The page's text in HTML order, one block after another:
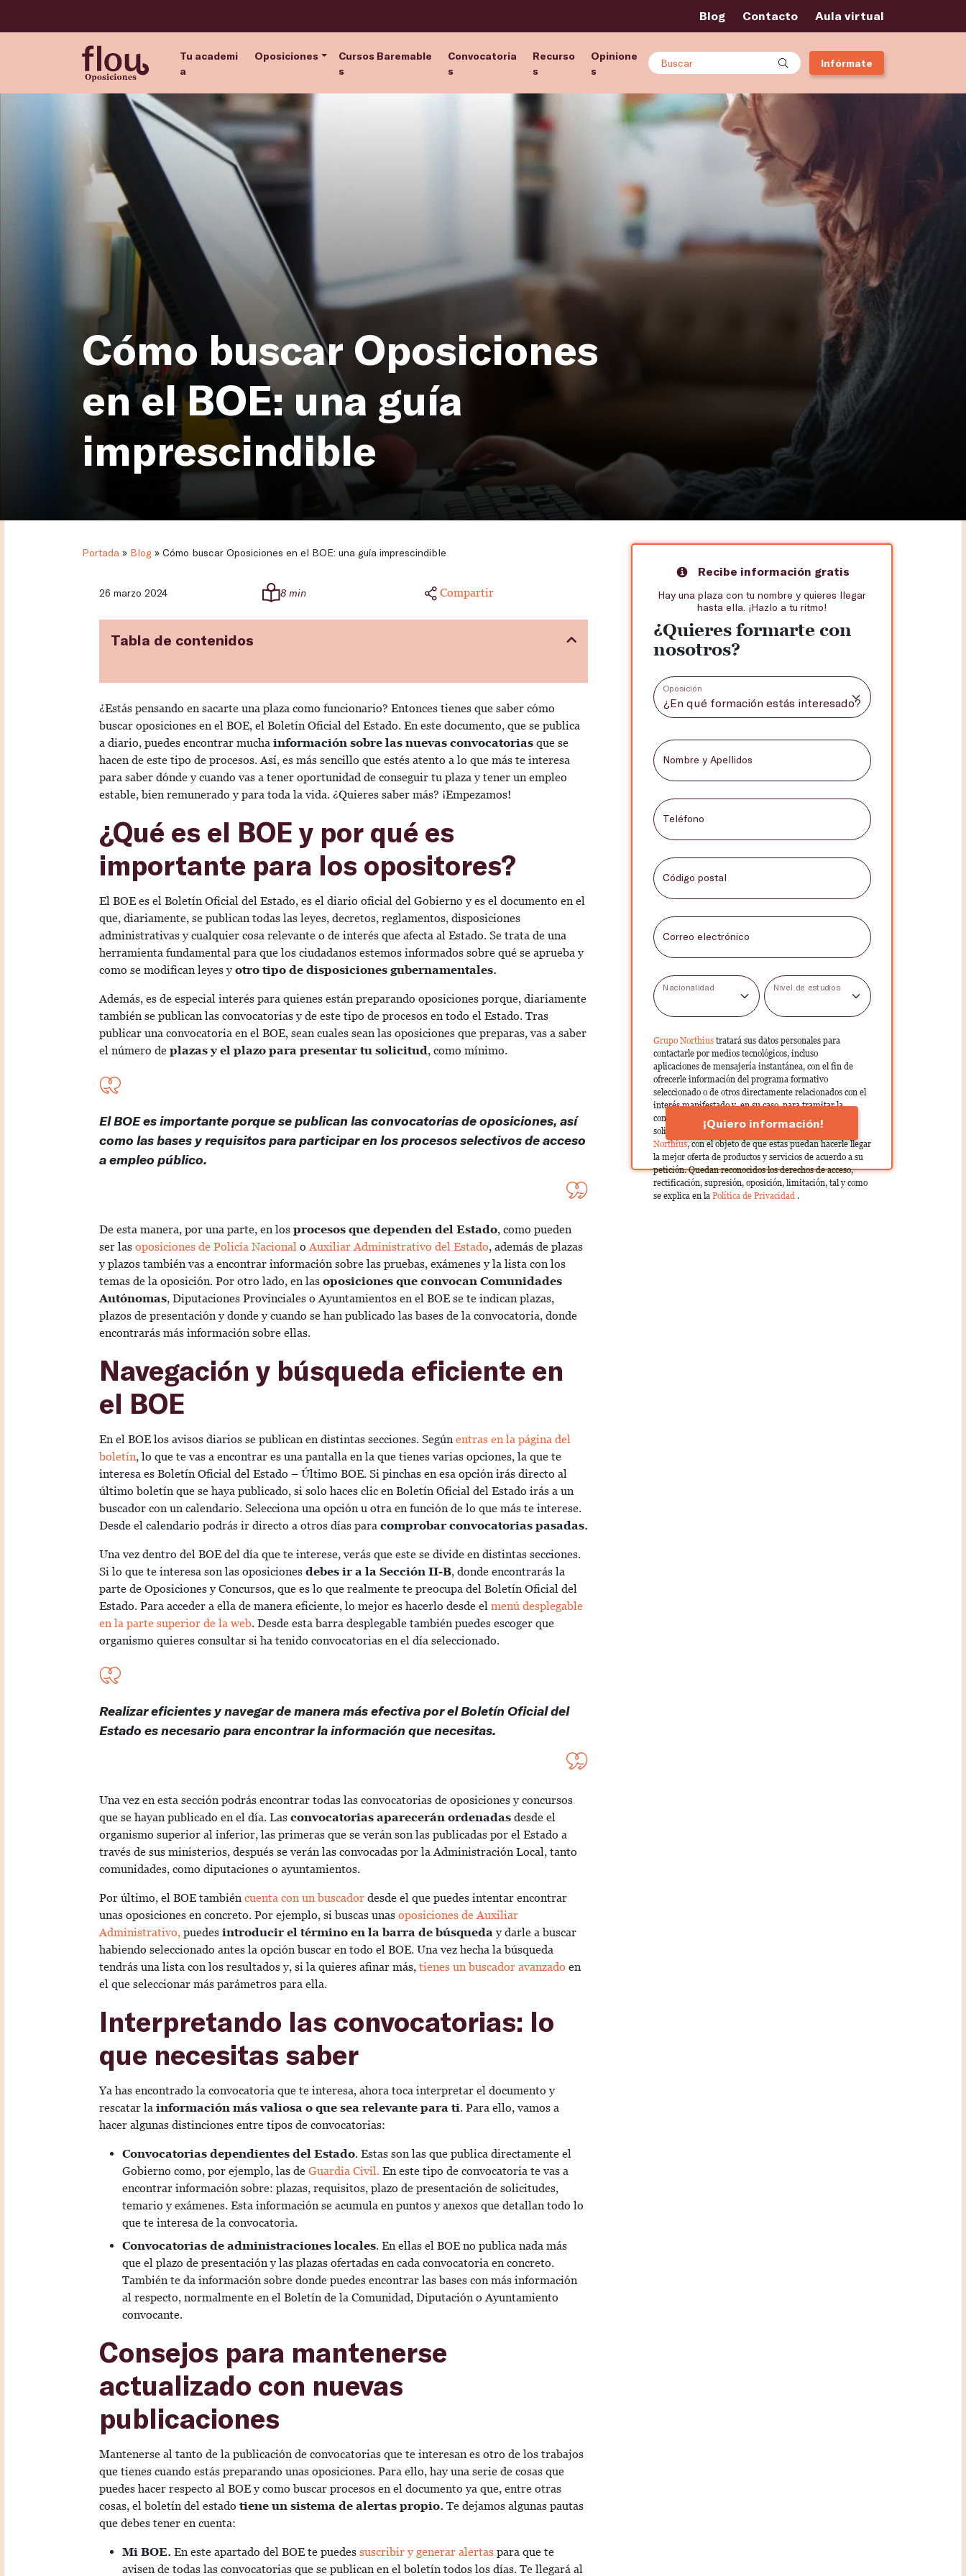
Blog Contacto Aula virtual
Tu academi
a
Oposiciones
Cursos Baremable
s
Convocatoria
s
Recurso
s
Opinione
s
Buscar Infórmate
Cómo buscar Oposiciones
en el BOE: una guía
imprescindible
Portada » Blog » Cómo buscar Oposiciones en el BOE: una guía imprescindible
26 marzo 2024 8 min Compartir
Tabla de contenidos
¿Estás pensando en sacarte una plaza como funcionario? Entonces tienes que saber cómo
buscar oposiciones en el BOE, el Boletín Oficial del Estado. En este documento, que se publica
a diario, puedes encontrar mucha información sobre las nuevas convocatorias que se
hacen de este tipo de procesos. Así, es más sencillo que estés atento a lo que más te interesa
para saber dónde y cuando vas a tener oportunidad de conseguir tu plaza y tener un empleo
estable, bien remunerado y para toda la vida. ¿Quieres saber más? ¡Empezamos!
¿Qué es el BOE y por qué es
importante para los opositores?
El BOE es el Boletín Oficial del Estado, es el diario oficial del Gobierno y es el documento en el
que, diariamente, se publican todas las leyes, decretos, reglamentos, disposiciones
administrativas y cualquier cosa relevante o de interés que afecta al Estado. Se trata de una
herramienta fundamental para que los ciudadanos estemos informados sobre qué se aprueba y
como se modifican leyes y otro tipo de disposiciones gubernamentales.
Además, es de especial interés para quienes están preparando oposiciones porque, diariamente
también se publican las convocatorias y de este tipo de procesos en todo el Estado. Tras
publicar una convocatoria en el BOE, sean cuales sean las oposiciones que preparas, vas a saber
el número de plazas y el plazo para presentar tu solicitud, como mínimo.
El BOE es importante porque se publican las convocatorias de oposiciones, así
como las bases y requisitos para participar en los procesos selectivos de acceso
a empleo público.
De esta manera, por una parte, en los procesos que dependen del Estado, como pueden
ser las oposiciones de Policía Nacional oAuxiliar Administrativo del Estado, además de plazas
y plazos también vas a encontrar información sobre las pruebas, exámenes y la lista con los
temas de la oposición. Por otro lado, en las oposiciones que convocan Comunidades
Autónomas, Diputaciones Provinciales o Ayuntamientos en el BOE se te indican plazas,
plazos de presentación y donde y cuando se han publicado las bases de la convocatoria, donde
encontrarás más información sobre ellas.
Navegación y búsqueda eficiente en
el BOE
En el BOE los avisos diarios se publican en distintas secciones. Según entras en la página del
boletín, lo que te vas a encontrar es una pantalla en la que tienes varias opciones, la que te
interesa es Boletín Oficial del Estado – Último BOE. Si pinchas en esa opción irás directo al
último boletín que se haya publicado, si solo haces clic en Boletín Oficial del Estado irás a un
buscador con un calendario. Selecciona una opción u otra en función de lo que más te interese.
Desde el calendario podrás ir directo a otros días para comprobar convocatorias pasadas.
Una vez dentro del BOE del día que te interese, verás que este se divide en distintas secciones.
Si lo que te interesa son las oposiciones debes ir a la Sección II-B, donde encontrarás la
parte de Oposiciones y Concursos, que es lo que realmente te preocupa del Boletín Oficial del
Estado. Para acceder a ella de manera eficiente, lo mejor es hacerlo desde el menú desplegable
en la parte superior de la web. Desde esta barra desplegable también puedes escoger que
organismo quieres consultar si ha tenido convocatorias en el día seleccionado.
Realizar eficientes y navegar de manera más efectiva por el Boletín Oficial del
Estado es necesario para encontrar la información que necesitas.
Una vez en esta sección podrás encontrar todas las convocatorias de oposiciones y concursos
que se hayan publicado en el día. Las convocatorias aparecerán ordenadas desde el
organismo superior al inferior, las primeras que se verán son las publicadas por el Estado a
través de sus ministerios, después se verán las convocadas por la Administración Local, tanto
comunidades, como diputaciones o ayuntamientos.
Por último, el BOE también cuenta con un buscador desde el que puedes intentar encontrar
unas oposiciones en concreto. Por ejemplo, si buscas unas oposiciones de Auxiliar
Administrativo, puedes introducir el término en la barra de búsqueday darle a buscar
habiendo seleccionado antes la opción buscar en todo el BOE. Una vez hecha la búsqueda
tendrás una lista con los resultados y, si la quieres afinar más, tienes un buscador avanzado en
el que seleccionar más parámetros para ella.
Interpretando las convocatorias: lo
que necesitas saber
Ya has encontrado la convocatoria que te interesa, ahora toca interpretar el documento y
rescatar la información más valiosa o que sea relevante para ti. Para ello, vamos a
hacer algunas distinciones entre tipos de convocatorias:
Convocatorias dependientes del Estado. Estas son las que publica directamente el
Gobierno como, por ejemplo, las de Guardia Civil. En este tipo de convocatoria te vas a
encontrar información sobre: plazas, requisitos, plazo de presentación de solicitudes,
temario y exámenes. Esta información se acumula en puntos y anexos que detallan todo lo
que te interesa de la convocatoria.
Convocatorias de administraciones locales. En ellas el BOE no publica nada más
que el plazo de presentación y las plazas ofertadas en cada convocatoria en concreto.
También te da información sobre donde puedes encontrar las bases con más información
al respecto, normalmente en el Boletín de la Comunidad, Diputación o Ayuntamiento
convocante.
Consejos para mantenerse
actualizado con nuevas
publicaciones
Mantenerse al tanto de la publicación de convocatorias que te interesan es otro de los trabajos
que tienes cuando estás preparando unas oposiciones. Para ello, hay una serie de cosas que
puedes hacer respecto al BOE y como buscar procesos en el documento ya que, entre otras
cosas, el boletín del estado tiene un sistema de alertas propio. Te dejamos algunas pautas
que debes tener en cuenta:
Mi BOE. En este apartado del BOE te puedes suscribir y generar alertas para que te
avisen de todas las convocatorias que se publican en el boletín todos los días. Te llegará al
Recibe información gratis
Hay una plaza con tu nombre y quieres llegar
hasta ella. ¡Hazlo a tu ritmo!
¿Quieres formarte con
nosotros?
Oposición
Nombre y Apellidos
Teléfono
Código postal
Correo electrónico
Nacionalidad Nivel de estudios
Grupo Northius tratará sus datos personales para
contactarle por medios tecnológicos, incluso
aplicaciones de mensajería instantánea, con el fin de
ofrecerle información del programa formativo
seleccionado o de otros directamente relacionados con el
interés manifestado y, en su caso, para tramitar la
contratación correspondiente. Compartiremos su
solicitud con las empresas que conforman elGrupo
Northius, con el objeto de que estas puedan hacerle llegar
la mejor oferta de productos y servicios de acuerdo a su
petición. Quedan reconocidos los derechos de acceso,
rectificación, supresión, oposición, limitación, tal y como
se explica en la Política de Privacidad .
¡Quiero información!